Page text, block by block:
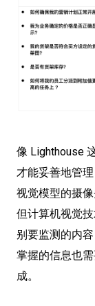
像 Lighthouse
才能妥善地管
视觉模型的摄
但计算机视觉
别要监测的内
掌握的信息也
成。